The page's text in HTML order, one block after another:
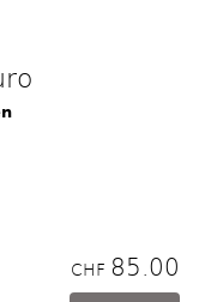
CHF 85.00